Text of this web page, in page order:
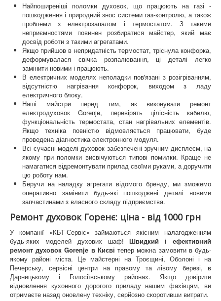
Найпоширеніші поломки духовок, що працюють на газі -
пошкодження і природний знос системи газ-контролю, а також
проблеми з електрозапалом і термостатом. З такими
неприємностями повинен розбиратися майстер, який має
досвід роботи з такими агрегатами.
Якщо прийшов в непридатність термостат, тріснула конфорка,
деформувалася свічка розпалювання, ці деталі легко
замінити новими і працюють.
В електричних моделях неполадки пов'язані з розігріванням,
відсутністю нагрівання конфорок, виходом з ладу
електричного блоку.
Наші майстри перед тим, як виконувати ремонт
електродуховок Gorenje, перевірять цілісність кабелю,
функціональність термостата, стан нагрівальних елементів.
Якщо техніка повністю відмовляється працювати, буде
проведена діагностика електронного модуля.
Всі сучасні моделі духовок забезпечені зручним дисплеєм, на
якому при поломки висвічуються типові помилки. Краще не
намагатися відремонтувати прилад своїми руками, а доручити
цю роботу нам.
Беручи на наладку агрегати відомого бренду, ми зможемо
оперативно замінити будь-які пошкоджені деталі новими
запчастинами з власного складу підприємства.
Ремонт духовок Горенє: ціна - від 1000 грн
У компанії «КБТ-Сервіс» займаються якісним налагодженням
будь-яких моделей духових шаф!Швидкий і ефективний
ремонт духовок Gorenje в Києві тепер можна замовити в будь-
якому районі міста. Це майстерні на Троєщині, Оболоні і на
Печерську, сервісні центри на правому та лівому березі, в
Дарницькому і Голосіївському районах. Якщо довірити
відновлення кухонного дорогого приладу нашим фахівцям, ви
отримаєте назад оновлену техніку, серйозно скоротивши витрати.